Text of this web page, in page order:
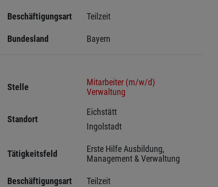
Beschäftigungsart Teilzeit
Bundesland Bayern
Stelle
Mitarbeiter (m/w/d)
Verwaltung
Standort
Eichstätt
Ingolstadt
Tätigkeitsfeld
Erste Hilfe Ausbildung,
Management & Verwaltung
Beschäftigungsart Teilzeit